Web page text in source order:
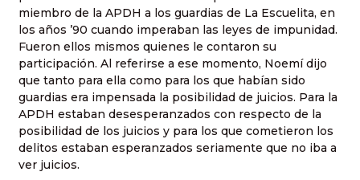
miembro de la APDH a los guardias de La Escuelita, en
los años ’90 cuando imperaban las leyes de impunidad.
Fueron ellos mismos quienes le contaron su
participación. Al referirse a ese momento, Noemí dijo
que tanto para ella como para los que habían sido
guardias era impensada la posibilidad de juicios. Para la
APDH estaban desesperanzados con respecto de la
posibilidad de los juicios y para los que cometieron los
delitos estaban esperanzados seriamente que no iba a
ver juicios.